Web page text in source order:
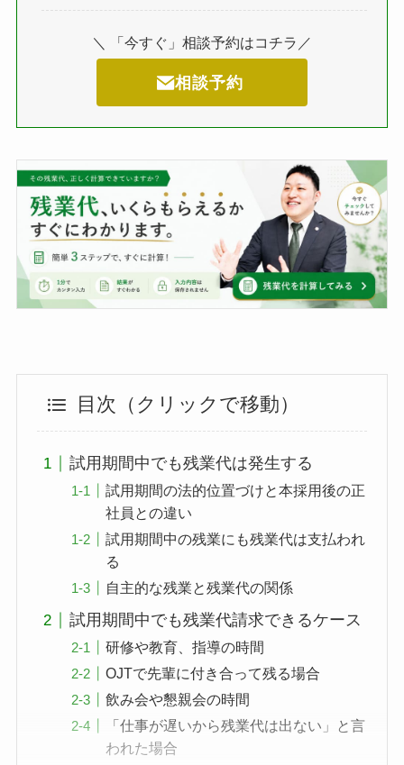
＼ 「今すぐ」相談予約はコチラ／
相談予約
目次（クリックで移動）
試用期間中でも残業代は発生する
試用期間の法的位置づけと本採用後の正
社員との違い
試用期間中の残業にも残業代は支払われ
る
自主的な残業と残業代の関係
試用期間中でも残業代請求できるケース
研修や教育、指導の時間
OJTで先輩に付き合って残る場合
飲み会や懇親会の時間
「仕事が遅いから残業代は出ない」と言
われた場合